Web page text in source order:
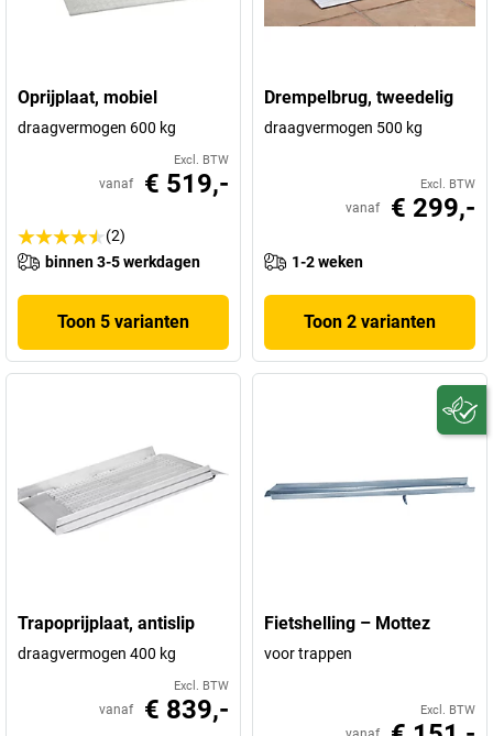
Oprijplaat, mobiel
draagvermogen 600 kg
Excl. BTW
vanaf € 519,-
(2)
binnen 3-5 werkdagen
Toon 5 varianten
Drempelbrug, tweedelig
draagvermogen 500 kg
Excl. BTW
vanaf € 299,-
1-2 weken
Toon 2 varianten
Trapoprijplaat, antislip
draagvermogen 400 kg
Excl. BTW
vanaf € 839,-
Fietshelling – Mottez
voor trappen
Excl. BTW